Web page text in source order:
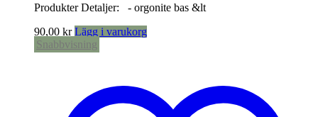
Produkter Detaljer: - orgonite bas &lt
90,00 kr Lägg i varukorg
Snabbvisning